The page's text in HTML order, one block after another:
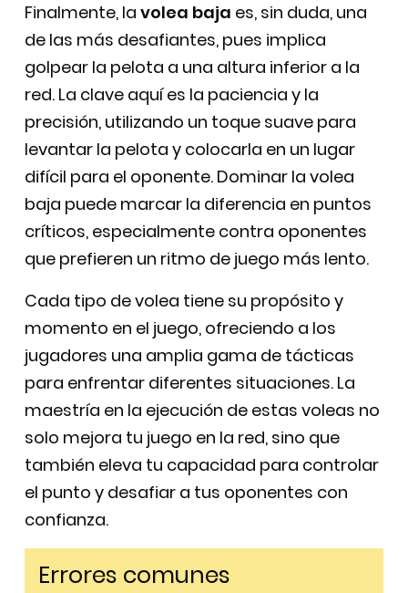
Finalmente, la volea baja es, sin duda, una
de las más desafiantes, pues implica
golpear la pelota a una altura inferior a la
red. La clave aquí es la paciencia y la
precisión, utilizando un toque suave para
levantar la pelota y colocarla en un lugar
difícil para el oponente. Dominar la volea
baja puede marcar la diferencia en puntos
críticos, especialmente contra oponentes
que prefieren un ritmo de juego más lento.
Cada tipo de volea tiene su propósito y
momento en el juego, ofreciendo a los
jugadores una amplia gama de tácticas
para enfrentar diferentes situaciones. La
maestría en la ejecución de estas voleas no
solo mejora tu juego en la red, sino que
también eleva tu capacidad para controlar
el punto y desafiar a tus oponentes con
confianza.
Errores comunes